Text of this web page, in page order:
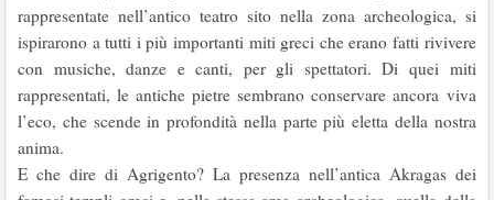
rappresentate nell’antico teatro sito nella zona archeologica, si
ispirarono a tutti i più importanti miti greci che erano fatti rivivere
con musiche, danze e canti, per gli spettatori. Di quei miti
rappresentati, le antiche pietre sembrano conservare ancora viva
l’eco, che scende in profondità nella parte più eletta della nostra
anima.
E che dire di Agrigento? La presenza nell’antica Akragas dei